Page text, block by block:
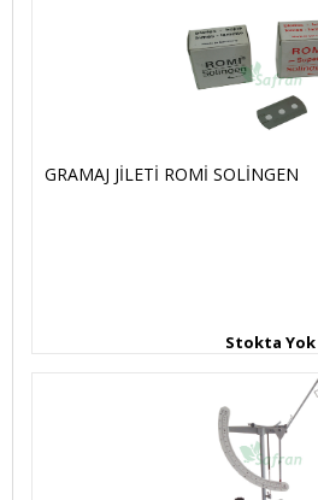
GRAMAJ JİLETİ ROMİ SOLİNGEN
Stokta Yok